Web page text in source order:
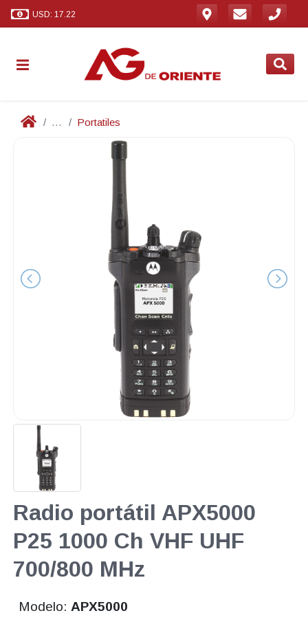
USD: 17.22
... Portatiles
Radio portátil APX5000
P25 1000 Ch VHF UHF
700/800 MHz
Modelo: APX5000